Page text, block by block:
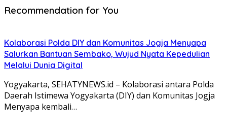
Recommendation for You
Kolaborasi Polda DIY dan Komunitas Jogja Menyapa
Salurkan Bantuan Sembako, Wujud Nyata Kepedulian
Melalui Dunia Digital
Yogyakarta, SEHATYNEWS.id – Kolaborasi antara Polda
Daerah Istimewa Yogyakarta (DIY) dan Komunitas Jogja
Menyapa kembali…